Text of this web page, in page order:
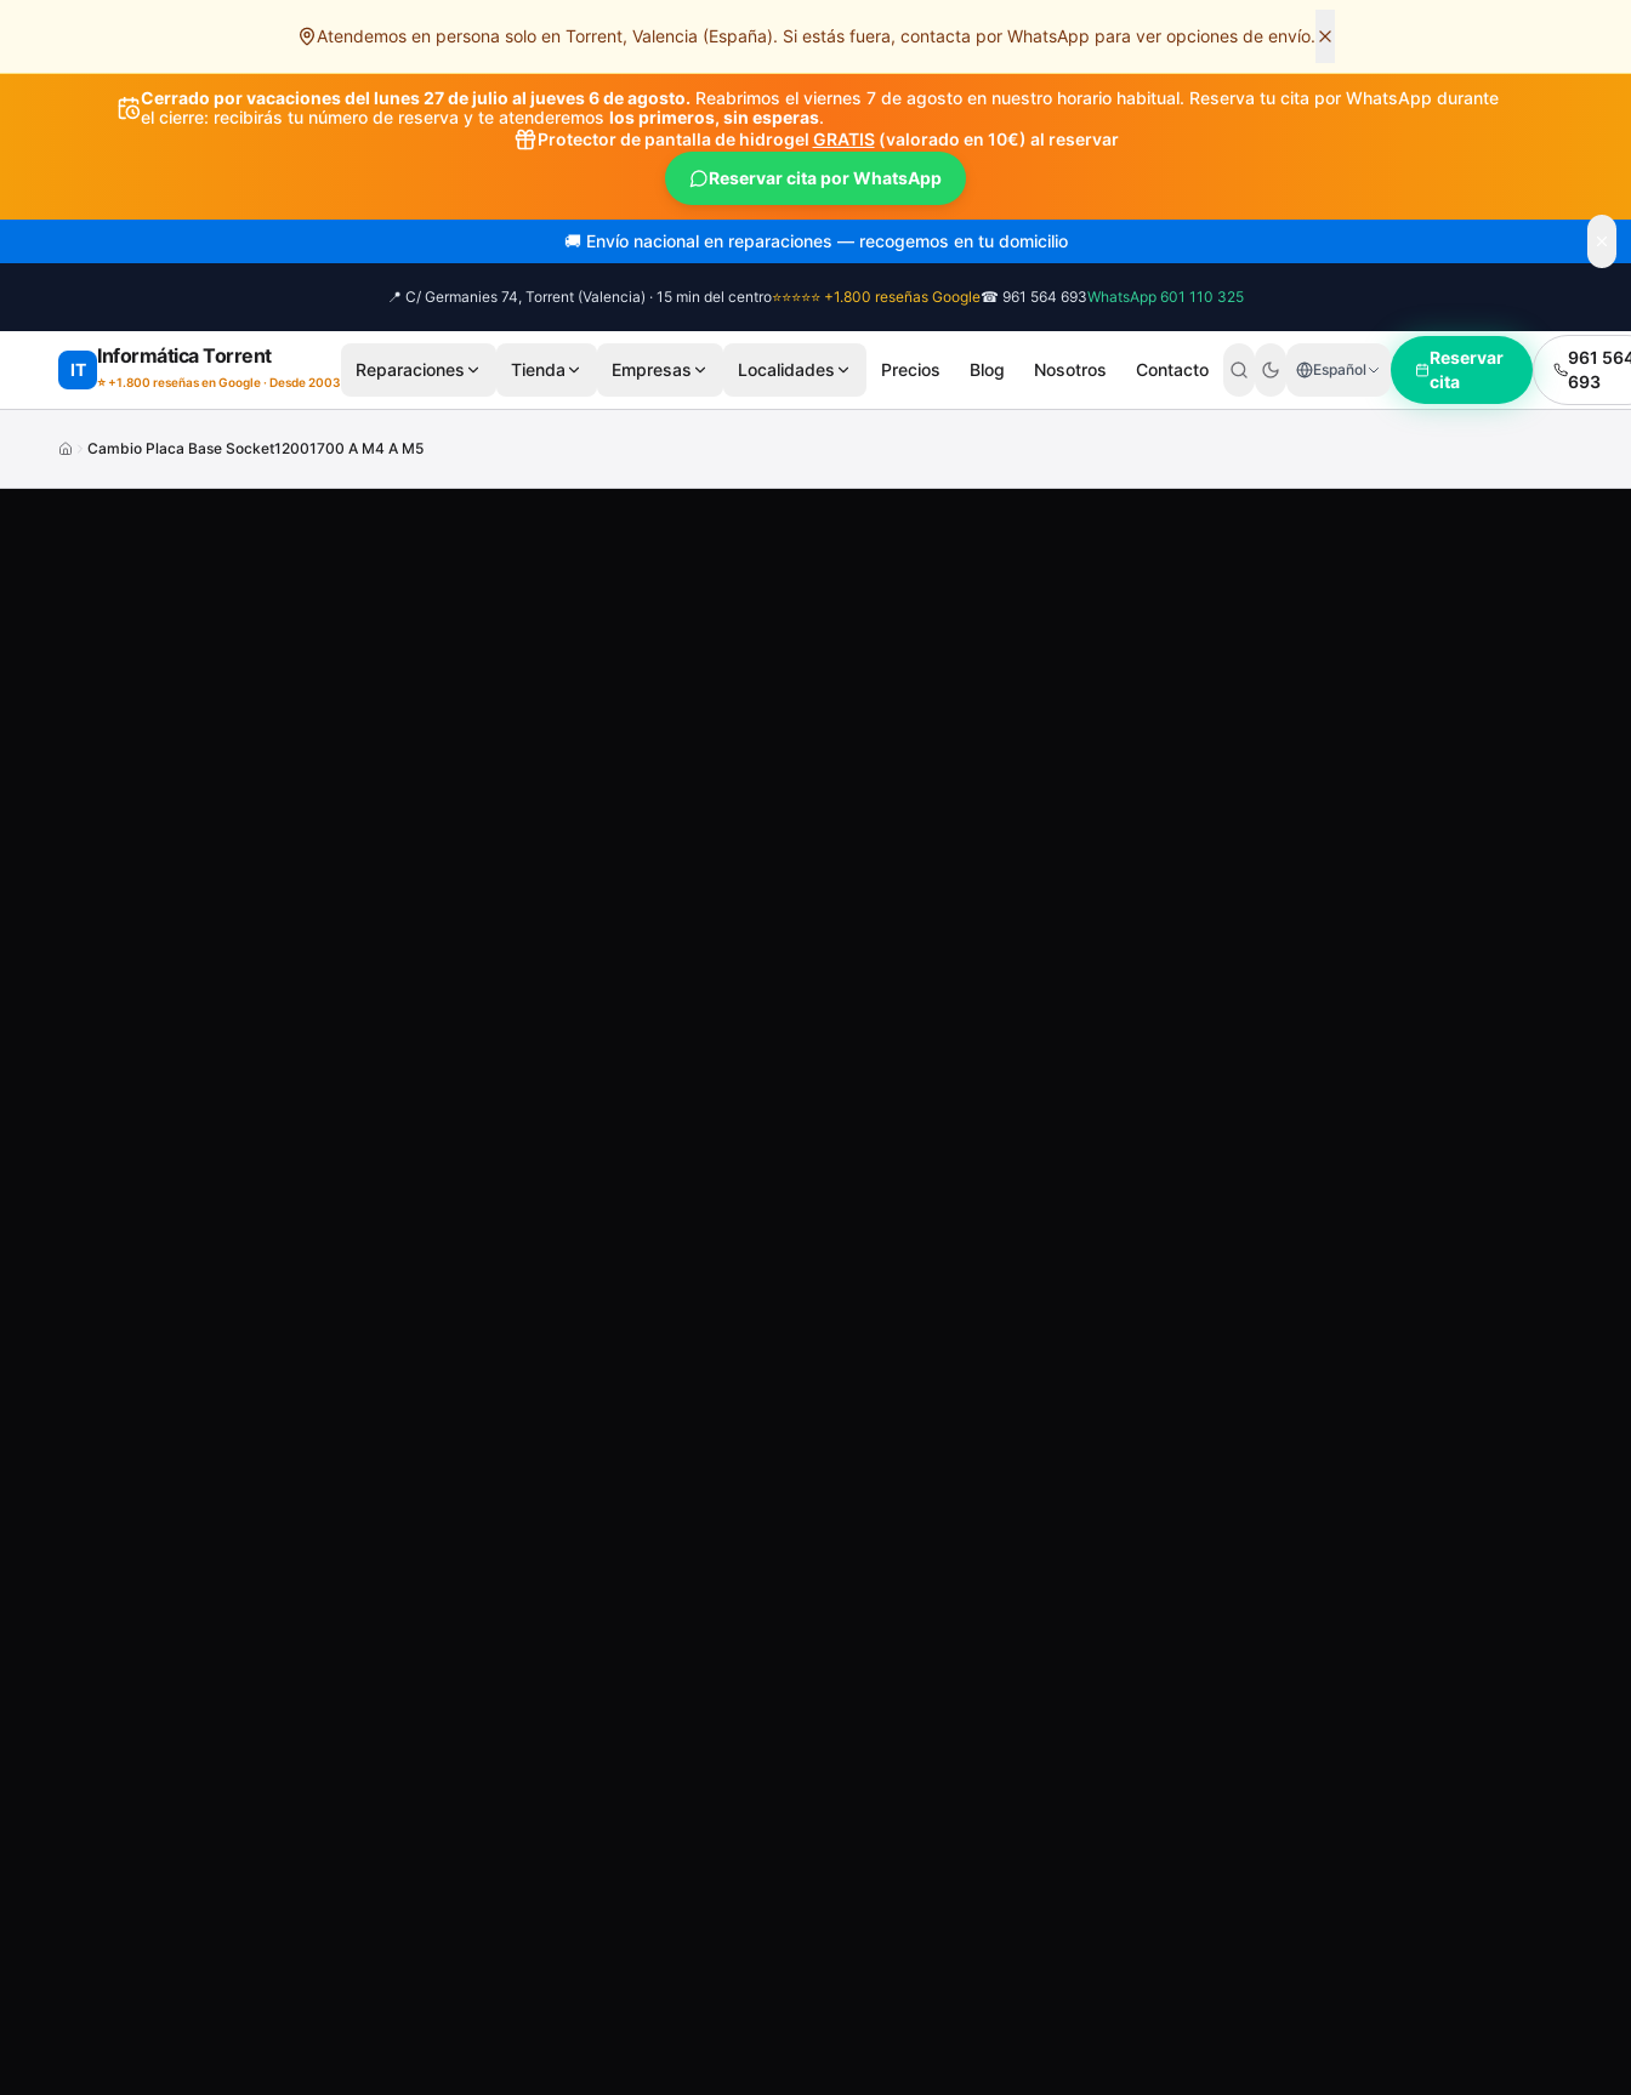
Atendemos en persona solo en Torrent, Valencia (España). Si estás fuera, contacta por WhatsApp para ver opciones de envío.
Cerrado por vacaciones del lunes 27 de julio al jueves 6 de agosto. Reabrimos el viernes 7 de agosto en nuestro horario habitual. Reserva tu cita por WhatsApp durante
el cierre: recibirás tu número de reserva y te atenderemos los primeros, sin esperas.
Protector de pantalla de hidrogel GRATIS(valorado en 10€) al reservar
Reservar cita por WhatsApp
🚚 Envío nacional en reparaciones — recogemos en tu domicilio
📍 C/ Germanies 74, Torrent (Valencia) · 15 min del centro⭐⭐⭐⭐⭐ +1.800 reseñas Google☎ 961 564 693WhatsApp 601 110 325
IT
Informática Torrent
⭐ +1.800 reseñas en Google · Desde 2003
Reparaciones Tienda Empresas Localidades Precios Blog Nosotros Contacto Español
Reservar
cita
961
693
Cambio Placa Base Socket12001700 A M4 A M5